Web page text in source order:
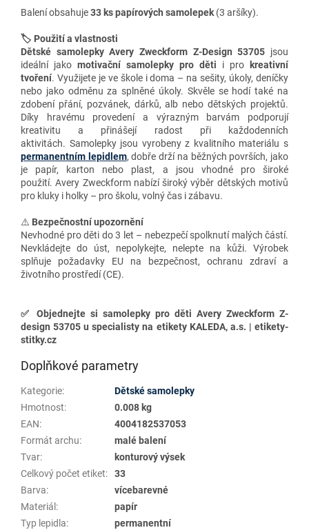
Balení obsahuje33 ks papírových samolepek(3 aršíky).
🏷️ Použití a vlastnosti
Dětské samolepky Avery Zweckform Z-Design 53705 jsou
ideální jako motivační samolepky pro děti i pro
kreativní
tvoření. Využijete je ve škole i doma – na sešity, úkoly, deníčky
nebo jako odměnu za splněné úkoly. Skvěle se hodí také na
zdobení přání, pozvánek, dárků, alb nebo dětských projektů.
Díky hravému provedení a výrazným barvám podporují
kreativitu a přinášejí radost při každodenních
aktivitách. Samolepky jsou vyrobeny z kvalitního materiálu s
permanentním lepidlem, dobře drží na běžných površích, jako
je papír, karton nebo plast, a jsou vhodné pro široké
použití. Avery Zweckform nabízí široký výběr dětských motivů
pro kluky i holky – pro školu, volný čas i zábavu.
⚠️ Bezpečnostní upozornění
Nevhodné pro děti do 3 let – nebezpečí spolknutí malých částí.
Nevkládejte do úst, nepolykejte, nelepte na kůži. Výrobek
splňuje požadavky EU na bezpečnost, ochranu zdraví a
životního prostředí (CE).
✅ Objednejte si samolepky pro děti Avery Zweckform Z-
design 53705 u specialisty na etikety KALEDA, a.s. | etikety-
stitky.cz
Doplňkové parametry
Kategorie:
Dětské samolepky
Hmotnost:
0.008 kg
EAN:
4004182537053
Formát archu:
malé balení
Tvar:
konturový výsek
Celkový počet etiket:
33
Barva:
vícebarevné
Materiál :
papír
Typ lepidla: permanentní